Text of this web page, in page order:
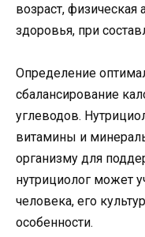
возраст, физическая
здоровья, при
Определение
сбалансирование
углеводов.
витамины и
организму для
нутрициолог может
человека, его
особенности.